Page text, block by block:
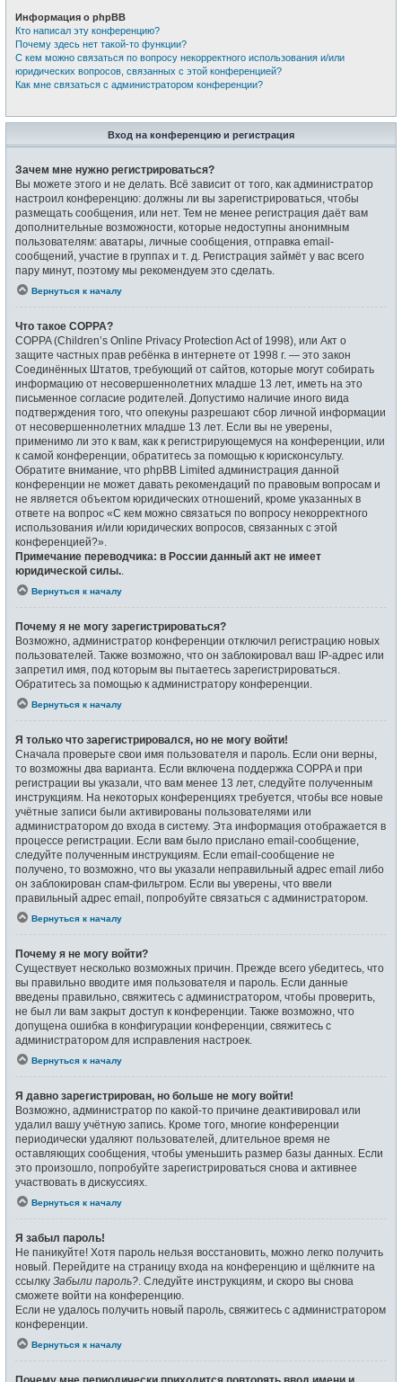
Информация о phpBB
Кто написал эту конференцию?
Почему здесь нет такой-то функции?
С кем можно связаться по вопросу некорректного использования и/или
юридических вопросов, связанных с этой конференцией?
Как мне связаться с администратором конференции?
Вход на конференцию и регистрация
Зачем мне нужно регистрироваться?
Вы можете этого и не делать. Всё зависит от того, как администратор
настроил конференцию: должны ли вы зарегистрироваться, чтобы
размещать сообщения, или нет. Тем не менее регистрация даёт вам
дополнительные возможности, которые недоступны анонимным
пользователям: аватары, личные сообщения, отправка email-
сообщений, участие в группах и т. д. Регистрация займёт у вас всего
пару минут, поэтому мы рекомендуем это сделать.
Вернуться к началу
Что такое COPPA?
COPPA (Children’s Online Privacy Protection Act of 1998), или Акт о
защите частных прав ребёнка в интернете от 1998 г. — это закон
Соединённых Штатов, требующий от сайтов, которые могут собирать
информацию от несовершеннолетних младше 13 лет, иметь на это
письменное согласие родителей. Допустимо наличие иного вида
подтверждения того, что опекуны разрешают сбор личной информации
от несовершеннолетних младше 13 лет. Если вы не уверены,
применимо ли это к вам, как к регистрирующемуся на конференции, или
к самой конференции, обратитесь за помощью к юрисконсульту.
Обратите внимание, что phpBB Limited администрация данной
конференции не может давать рекомендаций по правовым вопросам и
не является объектом юридических отношений, кроме указанных в
ответе на вопрос «С кем можно связаться по вопросу некорректного
использования и/или юридических вопросов, связанных с этой
конференцией?».
Примечание переводчика: в России данный акт не имеет
юридической силы.
Вернуться к началу
Почему я не могу зарегистрироваться?
Возможно, администратор конференции отключил регистрацию новых
пользователей. Также возможно, что он заблокировал ваш IP-адрес или
запретил имя, под которым вы пытаетесь зарегистрироваться.
Обратитесь за помощью к администратору конференции.
Вернуться к началу
Я только что зарегистрировался, но не могу войти!
Сначала проверьте свои имя пользователя и пароль. Если они верны,
то возможны два варианта. Если включена поддержка COPPA и при
регистрации вы указали, что вам менее 13 лет, следуйте полученным
инструкциям. На некоторых конференциях требуется, чтобы все новые
учётные записи были активированы пользователями или
администратором до входа в систему. Эта информация отображается в
процессе регистрации. Если вам было прислано email-сообщение,
следуйте полученным инструкциям. Если email-сообщение не
получено, то возможно, что вы указали неправильный адрес email либо
он заблокирован спам-фильтром. Если вы уверены, что ввели
правильный адрес email, попробуйте связаться с администратором.
Вернуться к началу
Почему я не могу войти?
Существует несколько возможных причин. Прежде всего убедитесь, что
вы правильно вводите имя пользователя и пароль. Если данные
введены правильно, свяжитесь с администратором, чтобы проверить,
не был ли вам закрыт доступ к конференции. Также возможно, что
допущена ошибка в конфигурации конференции, свяжитесь с
администратором для исправления настроек.
Вернуться к началу
Я давно зарегистрирован, но больше не могу войти!
Возможно, администратор по какой-то причине деактивировал или
удалил вашу учётную запись. Кроме того, многие конференции
периодически удаляют пользователей, длительное время не
оставляющих сообщения, чтобы уменьшить размер базы данных. Если
это произошло, попробуйте зарегистрироваться снова и активнее
участвовать в дискуссиях.
Вернуться к началу
Я забыл пароль!
Не паникуйте! Хотя пароль нельзя восстановить, можно легко получить
новый. Перейдите на страницу входа на конференцию и щёлкните на
ссылку Забыли пароль? . Следуйте инструкциям, и скоро вы снова
сможете войти на конференцию.
Если не удалось получить новый пароль, свяжитесь с администратором
конференции.
Вернуться к началу